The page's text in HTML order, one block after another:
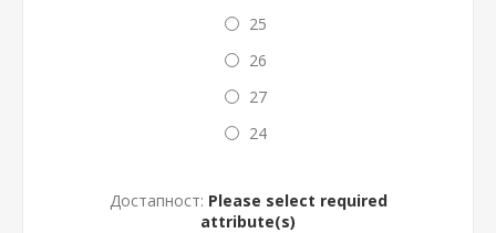
25
26
27
24
Достапност: Please select required
attribute(s)